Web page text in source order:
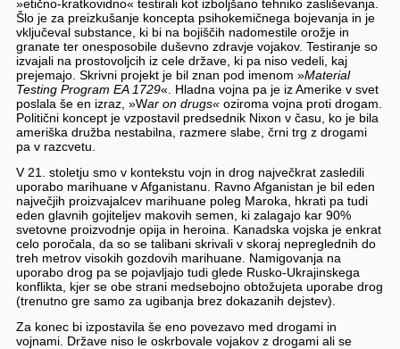
»etično-kratkovidno« testirali kot izboljšano tehniko zasliševanja.
Šlo je za preizkušanje koncepta psihokemičnega bojevanja in je
vključeval substance, ki bi na bojiščih nadomestile orožje in
granate ter onesposobile duševno zdravje vojakov. Testiranje so
izvajali na prostovoljcih iz cele države, ki pa niso vedeli, kaj
prejemajo. Skrivni projekt je bil znan pod imenom »Material
Testing Program EA 1729«. Hladna vojna pa je iz Amerike v svet
poslala še en izraz, »War on drugs«oziroma vojna proti drogam.
Politični koncept je vzpostavil predsednik Nixon v času, ko je bila
ameriška družba nestabilna, razmere slabe, črni trg z drogami
pa v razcvetu.
V 21. stoletju smo v kontekstu vojn in drog največkrat zasledili
uporabo marihuane v Afganistanu. Ravno Afganistan je bil eden
največjih proizvajalcev marihuane poleg Maroka, hkrati pa tudi
eden glavnih gojiteljev makovih semen, ki zalagajo kar 90%
svetovne proizvodnje opija in heroina. Kanadska vojska je enkrat
celo poročala, da so se talibani skrivali v skoraj nepreglednih do
treh metrov visokih gozdovih marihuane. Namigovanja na
uporabo drog pa se pojavljajo tudi glede Rusko-Ukrajinskega
konflikta, kjer se obe strani medsebojno obtožujeta uporabe drog
(trenutno gre samo za ugibanja brez dokazanih dejstev).
Za konec bi izpostavila še eno povezavo med drogami in
vojnami. Države niso le oskrbovale vojakov z drogami ali se